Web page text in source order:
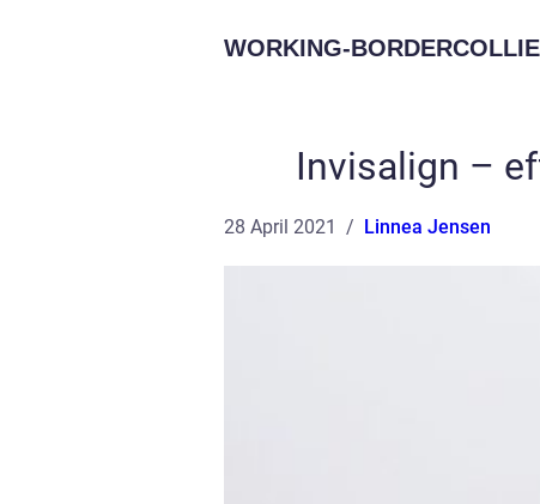
WORKING-
Invisalign –
28 April 2021 Linnea Jensen